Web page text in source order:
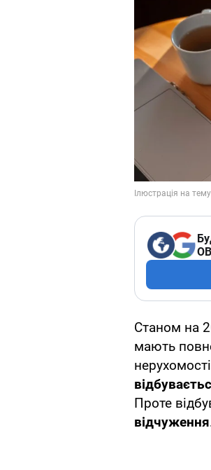
Станом на
мають
Проте
відчуження